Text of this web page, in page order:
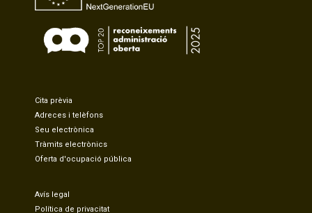
Cita prèvia
Adreces i telèfons
Seu electrònica
Tràmits electrònics
Oferta d'ocupació pública
Avís legal
Política de privacitat